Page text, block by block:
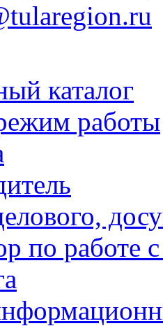
каталог
работы
по работе